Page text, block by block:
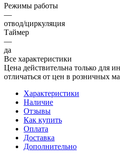
Режимы работы
—
отвод/циркуляция
Таймер
—
да
Все характеристики
Цена действительна только для
отличаться от цен в розничных
Характеристики
Наличие
Отзывы
Как купить
Оплата
Доставка
Дополнительно